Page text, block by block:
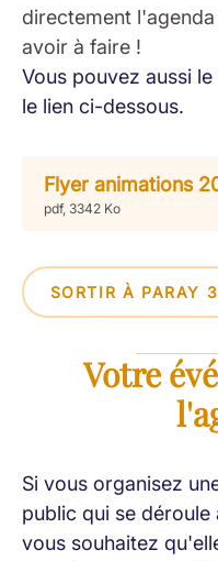
directement
avoir à faire !
Vous pouvez aussi
le lien ci-dessous.
Flyer animations
pdf, 3342 Ko
SORTIR À PARAY
Votre
Si vous organisez
public qui se
vous souhaitez